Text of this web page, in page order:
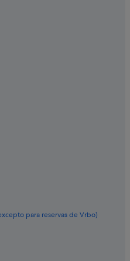
de Erques
para reservas de Vrbo)